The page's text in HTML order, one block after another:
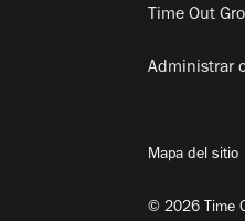
Time Out
Administrar
Mapa del sitio
© 2026 Time